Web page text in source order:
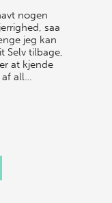
nogen
saa
jeg kan
Selv tilbage,
at kjende
af all…